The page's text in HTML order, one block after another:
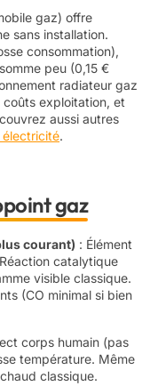
gaz) offre
sans installation.
consommation),
peu (0,15 €
radiateur gaz
exploitation, et
aussi autres
électricité.
gaz
courant) : Élément
catalytique
visible classique.
(CO minimal si bien
corps humain (pas
température. Même
classique.